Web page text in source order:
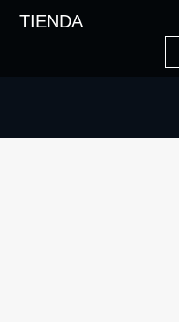
TIENDA